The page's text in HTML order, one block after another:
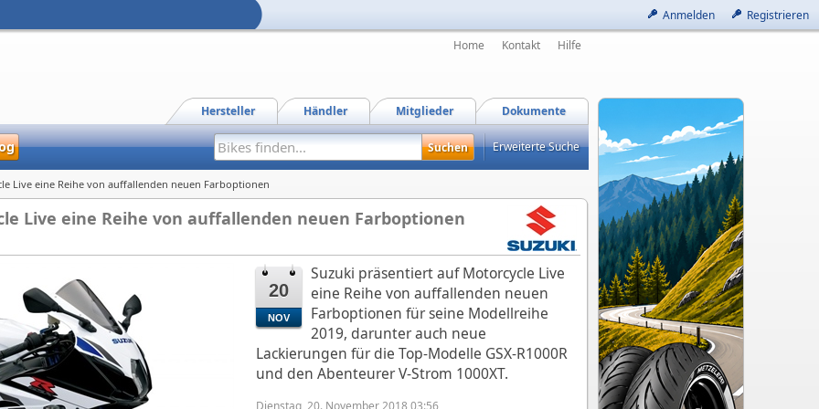
Anmelden
Registrieren
Home
Kontakt Hilfe
Dokumente
Mitglieder
Händler
Hersteller
Erweiterte Suche
Live eine Reihe von auffallenden neuen Farboptionen
Live eine Reihe von auffallenden neuen Farboptionen
20
NOV
Suzuki präsentiert auf Motorcycle Live
eine Reihe von auffallenden neuen
Farboptionen für seine Modellreihe
2019, darunter auch neue
Lackierungen für die Top-Modelle GSX-R1000R
und den Abenteurer V-Strom 1000XT.
Dienstag, 20. November 2018 03:56